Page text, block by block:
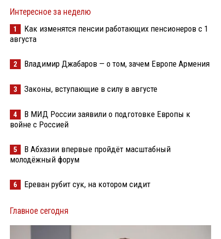
Интересное за неделю
1
Как изменятся пенсии работающих пенсионеров с 1
августа
2 Владимир Джабаров — о том, зачем Европе Армения
3 Законы, вступающие в силу в августе
4
В МИД России заявили о подготовке Европы к
войне с Россией
5
В Абхазии впервые пройдёт масштабный
молодёжный форум
6 Ереван рубит сук, на котором сидит
Главное сегодня